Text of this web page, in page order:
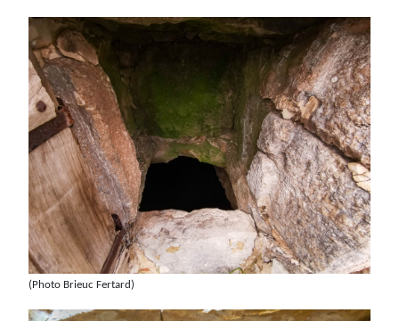
(Photo Brieuc Fertard)